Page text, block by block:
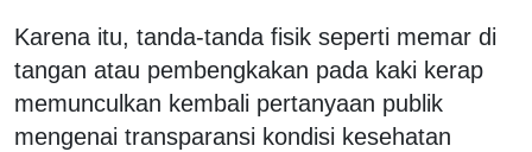
Karena itu, tanda-tanda fisik seperti memar di
tangan atau pembengkakan pada kaki kerap
memunculkan kembali pertanyaan publik
mengenai transparansi kondisi kesehatan